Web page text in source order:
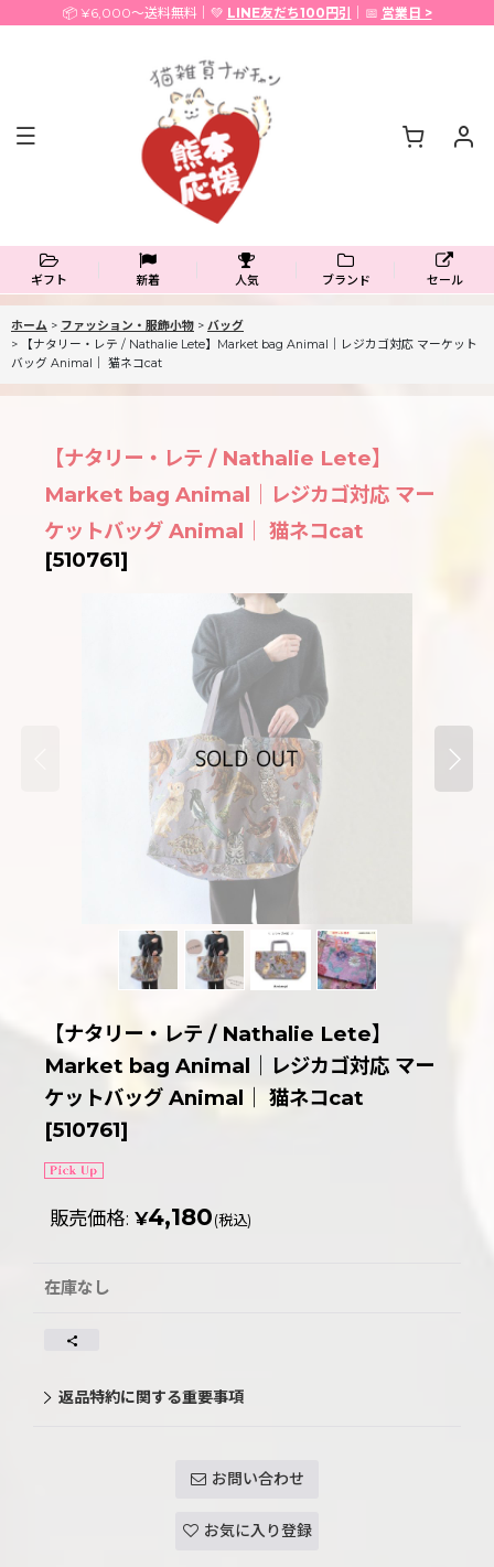
📦 ¥6,000〜送料無料｜💚 LINE友だち100円引 ｜📅 営業日 >
ギフト 新着 人気 ブランド セール
ホーム > ファッション・服飾小物 > バッグ
>
【ナタリー・レテ / Nathalie Lete】Market bag Animal｜レジカゴ対応 マーケット
バッグ Animal｜ 猫ネコcat
【ナタリー・レテ / Nathalie Lete】
Market bag Animal｜レジカゴ対応 マー
ケットバッグ Animal｜ 猫ネコcat
[510761]
【ナタリー・レテ / Nathalie Lete】
Market bag Animal｜レジカゴ対応 マー
ケットバッグ Animal｜ 猫ネコcat
[510761]
販売価格: ¥4,180(税込)
在庫なし
返品特約に関する重要事項
お問い合わせ
お気に入り登録